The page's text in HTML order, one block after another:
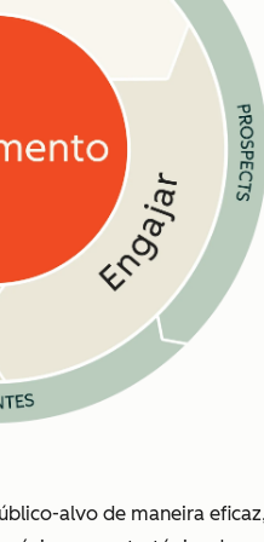
alvo de maneira